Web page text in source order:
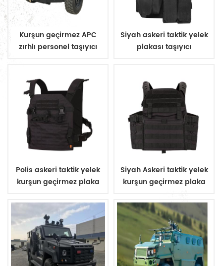
Kurşun geçirmez APC
zırhlı personel taşıyıcı
Siyah askeri taktik yelek
plakası taşıyıcı
Polis askeri taktik yelek
kurşun geçirmez plaka
Siyah Askeri taktik yelek
kurşun geçirmez plaka